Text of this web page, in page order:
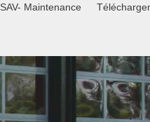
SAV- Maintenance